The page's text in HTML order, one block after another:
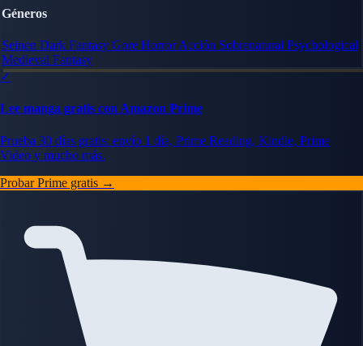
Géneros
Seinen Dark Fantasy Gore HorrorAcción Sobrenatural Psychological
Medieval Fantasy
✓
Lee manga gratis con Amazon Prime
Prueba 30 días gratis: envío 1 día, Prime Reading, Kindle, Prime
Video y mucho más.
Probar Prime gratis →